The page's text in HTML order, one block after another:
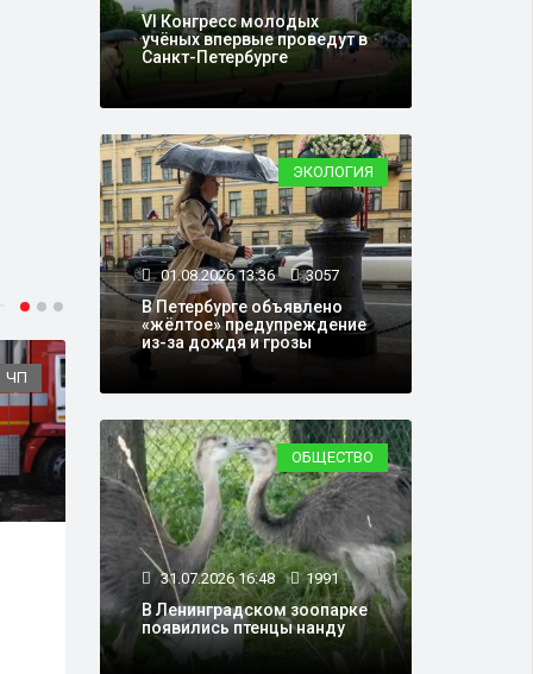
ЧП
14.07.2026 08:48 46872
В Ленобласти сняли
запрет на заправку
бензина в канистры на
автозаправках
VI Конгресс молодых
учёных впервые проведут в
Санкт-Петербурге
ЭКОЛОГИЯ
01.08.2026 13:36 3057
В Петербурге объявлено
«жёлтое» предупреждение
из-за дождя и грозы
ОБЩЕСТВО
31.07.2026 16:48 1991
В Ленинградском зоопарке
появились птенцы нанду